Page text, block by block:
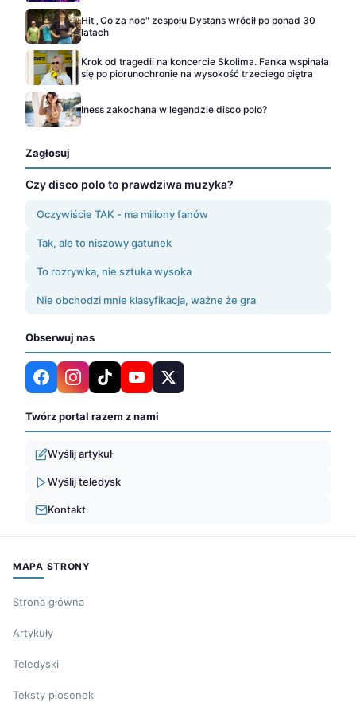
Hit „Co za noc" zespołu Dystans wrócił po ponad 30
latach
Krok od tragedii na koncercie Skolima. Fanka wspinała
się po piorunochronie na wysokość trzeciego piętra
Iness zakochana w legendzie disco polo?
Zagłosuj
Czy disco polo to prawdziwa muzyka?
Oczywiście TAK - ma miliony fanów
Tak, ale to niszowy gatunek
To rozrywka, nie sztuka wysoka
Nie obchodzi mnie klasyfikacja, ważne że gra
Obserwuj nas
Twórz portal razem z nami
Wyślij artykuł
Wyślij teledysk
Kontakt
MAPA STRONY
Strona główna
Artykuły
Teledyski
Teksty piosenek